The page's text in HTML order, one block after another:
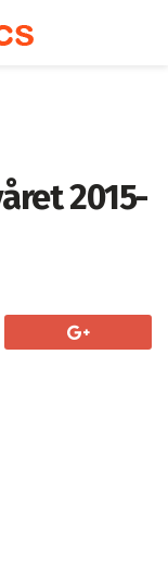
2015-